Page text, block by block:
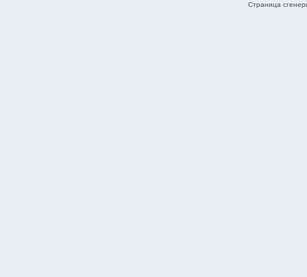
Страница